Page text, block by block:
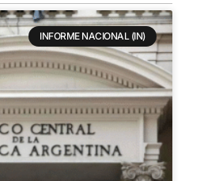
INFORME NACIONAL (IN)